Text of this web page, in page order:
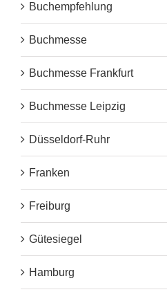
Buchempfehlung
Buchmesse
Buchmesse Frankfurt
Buchmesse Leipzig
Düsseldorf-Ruhr
Franken
Freiburg
Gütesiegel
Hamburg